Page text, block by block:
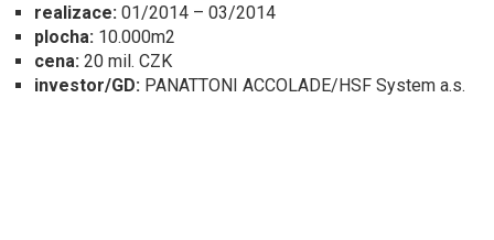
realizace: 01/2014 – 03/2014
plocha: 10.000m2
cena: 20 mil. CZK
investor/GD: PANATTONI ACCOLADE/HSF System a.s.